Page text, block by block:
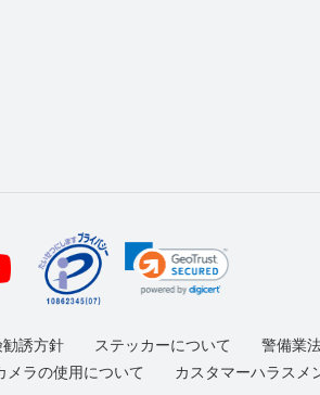
誘方針 ステッカーについて
警備業
メラの使用について カスタマーハラスメ